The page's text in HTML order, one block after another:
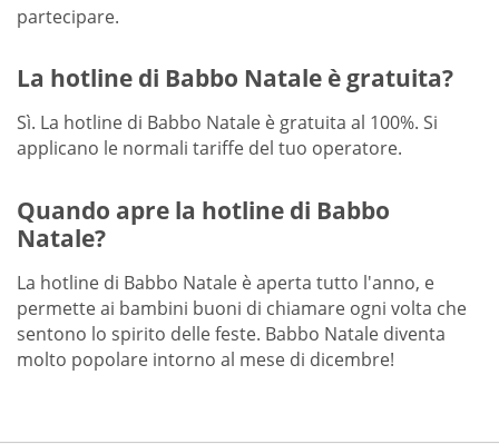
partecipare.
La hotline di Babbo Natale è gratuita?
Sì. La hotline di Babbo Natale è gratuita al 100%. Si
applicano le normali tariffe del tuo operatore.
Quando apre la hotline di Babbo
Natale?
La hotline di Babbo Natale è aperta tutto l'anno, e
permette ai bambini buoni di chiamare ogni volta che
sentono lo spirito delle feste. Babbo Natale diventa
molto popolare intorno al mese di dicembre!